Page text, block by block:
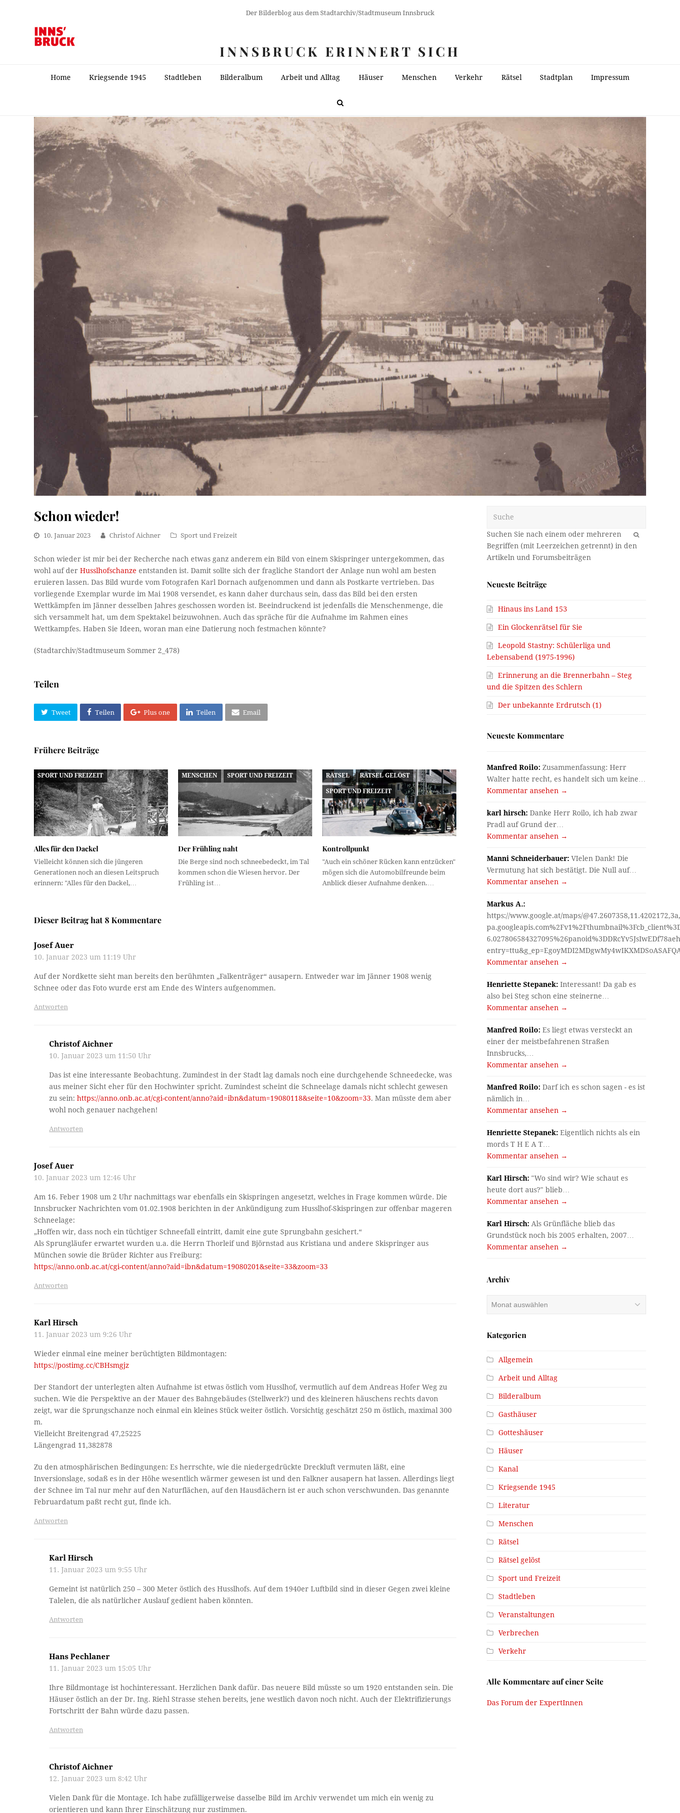
Der Bilderblog aus dem Stadtarchiv/Stadtmuseum Innsbruck
INNSBRUCK ERINNERT SICH
Home Kriegsende 1945 Stadtleben Bilderalbum Arbeit und Alltag Häuser Menschen Verkehr Rätsel Stadtplan Impressum
Schon wieder!
10. Januar 2023 Christof Aichner Sport und Freizeit
Schon wieder ist mir bei der Recherche nach etwas ganz anderem ein Bild von einem Skispringer untergekommen, das
wohl auf derHusslhofschanze entstanden ist. Damit sollte sich der fragliche Standort der Anlage nun wohl am besten
eruieren lassen. Das Bild wurde vom Fotografen Karl Dornach aufgenommen und dann als Postkarte vertrieben. Das
vorliegende Exemplar wurde im Mai 1908 versendet, es kann daher durchaus sein, dass das Bild bei den ersten
Wettkämpfen im Jänner desselben Jahres geschossen worden ist. Beeindruckend ist jedenfalls die Menschenmenge, die
sich versammelt hat, um dem Spektakel beizuwohnen. Auch das spräche für die Aufnahme im Rahmen eines
Wettkampfes. Haben Sie Ideen, woran man eine Datierung noch festmachen könnte?
(Stadtarchiv/Stadtmuseum Sommer 2_478)
Teilen
Tweet Teilen Plus one Teilen Email
Frühere Beiträge
SPORT UND FREIZEIT
Alles für den Dackel
Vielleicht können sich die jüngeren
Generationen noch an diesen Leitspruch
erinnern: "Alles für den Dackel,…
MENSCHEN SPORT UND FREIZEIT
Der Frühling naht
Die Berge sind noch schneebedeckt, im Tal
kommen schon die Wiesen hervor. Der
Frühling ist…
RÄTSEL RÄTSEL GELÖST
SPORT UND FREIZEIT
Kontrollpunkt
"Auch ein schöner Rücken kann entzücken"
mögen sich die Automobilfreunde beim
Anblick dieser Aufnahme denken.…
Dieser Beitrag hat 8 Kommentare
Josef Auer
10. Januar 2023 um 11:19 Uhr
Auf der Nordkette sieht man bereits den berühmten „Falkenträger“ ausapern. Entweder war im Jänner 1908 wenig
Schnee oder das Foto wurde erst am Ende des Winters aufgenommen.
Antworten
Christof Aichner
10. Januar 2023 um 11:50 Uhr
Das ist eine interessante Beobachtung. Zumindest in der Stadt lag damals noch eine durchgehende Schneedecke, was
aus meiner Sicht eher für den Hochwinter spricht. Zumindest scheint die Schneelage damals nicht schlecht gewesen
zu sein:https://anno.onb.ac.at/cgi-content/anno?aid=ibn&datum=19080118&seite=10&zoom=33. Man müsste dem aber
wohl noch genauer nachgehen!
Antworten
Josef Auer
10. Januar 2023 um 12:46 Uhr
Am 16. Feber 1908 um 2 Uhr nachmittags war ebenfalls ein Skispringen angesetzt, welches in Frage kommen würde. Die
Innsbrucker Nachrichten vom 01.02.1908 berichten in der Ankündigung zum Husslhof-Skispringen zur offenbar mageren
Schneelage:
„Hoffen wir, dass noch ein tüchtiger Schneefall eintritt, damit eine gute Sprungbahn gesichert.“
Als Sprungläufer erwartet wurden u.a. die Herrn Thorleif und Björnstad aus Kristiana und andere Skispringer aus
München sowie die Brüder Richter aus Freiburg:
https://anno.onb.ac.at/cgi-content/anno?aid=ibn&datum=19080201&seite=33&zoom=33
Antworten
Karl Hirsch
11. Januar 2023 um 9:26 Uhr
Wieder einmal eine meiner berüchtigten Bildmontagen:
https://postimg.cc/CBHsmgjz
Der Standort der unterlegten alten Aufnahme ist etwas östlich vom Husslhof, vermutlich auf dem Andreas Hofer Weg zu
suchen. Wie die Perspektive an der Mauer des Bahngebäudes (Stellwerk?) und des kleineren häuschens rechts davon
zeigt, war die Sprungschanze noch einmal ein kleines Stück weiter östlich. Vorsichtig geschätzt 250 m östlich, maximal 300
m.
Vielleicht Breitengrad 47,25225
Längengrad 11,382878
Zu den atmosphärischen Bedingungen: Es herrschte, wie die niedergedrückte Dreckluft vermuten läßt, eine
Inversionslage, sodaß es in der Höhe wesentlich wärmer gewesen ist und den Falkner ausapern hat lassen. Allerdings liegt
der Schnee im Tal nur mehr auf den Naturflächen, auf den Hausdächern ist er auch schon verschwunden. Das genannte
Februardatum paßt recht gut, finde ich.
Antworten
Karl Hirsch
11. Januar 2023 um 9:55 Uhr
Gemeint ist natürlich 250 – 300 Meter östlich des Husslhofs. Auf dem 1940er Luftbild sind in dieser Gegen zwei kleine
Talelen, die als natürlicher Auslauf gedient haben könnten.
Antworten
Hans Pechlaner
11. Januar 2023 um 15:05 Uhr
Ihre Bildmontage ist hochinteressant. Herzlichen Dank dafür. Das neuere Bild müsste so um 1920 entstanden sein. Die
Häuser östlich an der Dr. Ing. Riehl Strasse stehen bereits, jene westlich davon noch nicht. Auch der Elektrifizierungs
Fortschritt der Bahn würde dazu passen.
Antworten
Christof Aichner
12. Januar 2023 um 8:42 Uhr
Vielen Dank für die Montage. Ich habe zufälligerweise dasselbe Bild im Archiv verwendet um mich ein wenig zu
orientieren und kann Ihrer Einschätzung nur zustimmen.
OK
Neueste Beiträge
Hinaus ins Land 153
Ein Glockenrätsel für Sie
Leopold Stastny: Schülerliga und
Lebensabend (1975-1996)
Erinnerung an die Brennerbahn – Steg
und die Spitzen des Schlern
Der unbekannte Erdrutsch (1)
Neueste Kommentare
Manfred Roilo: Zusammenfassung: Herr
Walter hatte recht, es handelt sich um keine…
Kommentar ansehen →
karl hirsch: Danke Herr Roilo, ich hab zwar
Pradl auf Grund der…
Kommentar ansehen →
Manni Schneiderbauer: VIelen Dank! Die
Vermutung hat sich bestätigt. Die Null auf…
Kommentar ansehen →
Markus A.:
https://www.google.at/maps/
Kommentar ansehen →
Henriette Stepanek: Interessant! Da gab es
also bei Steg schon eine steinerne…
Kommentar ansehen →
Manfred Roilo: Es liegt etwas versteckt an
einer der meistbefahrenen Straßen
Innsbrucks,…
Kommentar ansehen →
Manfred Roilo: Darf ich es schon sagen - es ist
nämlich in…
Kommentar ansehen →
Henriette Stepanek: Eigentlich nichts als ein
mords T H E A T…
Kommentar ansehen →
Karl Hirsch: "Wo sind wir? Wie schaut es
heute dort aus?" blieb…
Kommentar ansehen →
Karl Hirsch: Als Grünfläche blieb das
Grundstück noch bis 2005 erhalten, 2007…
Kommentar ansehen →
Archiv
Kategorien
Allgemein
Arbeit und Alltag
Bilderalbum
Gasthäuser
Gotteshäuser
Häuser
Kanal
Kriegsende 1945
Literatur
Menschen
Rätsel
Rätsel gelöst
Sport und Freizeit
Stadtleben
Veranstaltungen
Verbrechen
Verkehr
Alle Kommentare auf einer Seite
Das Forum der ExpertInnen